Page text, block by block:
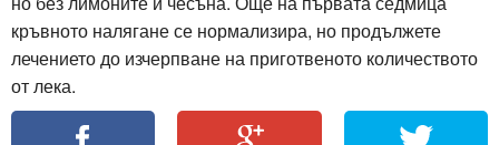
кръвното налягане се нормализира, но продължете
лечението до изчерпване на приготвеното количеството
от лека.